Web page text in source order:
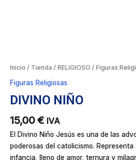
Inicio / Tienda / RELIGIOSO / Figuras
Figuras Religiosas
DIVINO NIÑO
15,00 € IVA
El Divino Niño Jesús es una de las
poderosas del catolicismo.
infancia, lleno de amor, ternura y